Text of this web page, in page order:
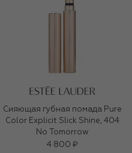
Сияющая губная помада Pure
Color Explicit Slick Shine, 404
No Tomorrow
4 800 ₽